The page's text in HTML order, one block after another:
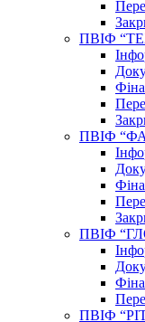
ПВІФ
ПВІФ
ПВІФ
ПВІФ